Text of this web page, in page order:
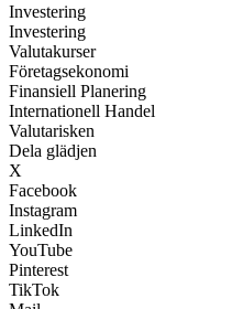
Investering
Investering
Valutakurser
Företagsekonomi
Finansiell Planering
Internationell Handel
Valutarisken
Dela glädjen
X
Facebook
Instagram
LinkedIn
YouTube
Pinterest
TikTok